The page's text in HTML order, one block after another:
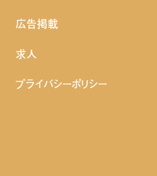
広告掲載
求人
プライバシーポリシー